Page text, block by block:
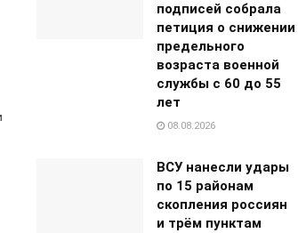
подписей собрала
петиция о снижении
предельного
возраста военной
службы с 60 до 55
лет
08.08.2026
ВСУ нанесли удары
по 15 районам
скопления россиян
и трём пунктам